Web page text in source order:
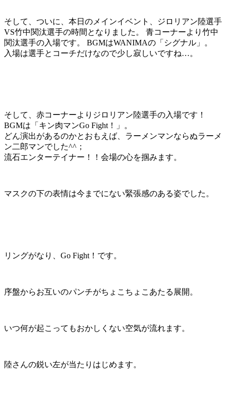
そして、ついに、本日のメインイベント、ジロリアン陸選手
VS竹中関汰選手の時間となりました。 青コーナーより竹中
関汰選手の入場です。 BGMはWANIMAの「シグナル」。
入場は選手とコーチだけなので少し寂しいですね…。
そして、赤コーナーよりジロリアン陸選手の入場です！
BGMは「キン肉マンGo Fight！」。
どん演出があるのかとおもえば、ラーメンマンならぬラーメ
ン二郎マンでした^^；
流石エンターテイナー！！会場の心を掴みます。
マスクの下の表情は今までにない緊張感のある姿でした。
リングがなり、Go Fight！です。
序盤からお互いのパンチがちょこちょこあたる展開。
いつ何が起こってもおかしくない空気が流れます。
陸さんの鋭い左が当たりはじめます。